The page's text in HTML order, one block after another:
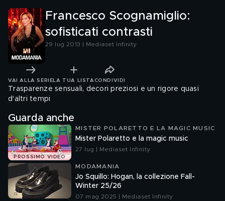
Francesco Scognamiglio:
sofisticati contrasti
29 lug 2013 | Mediaset Infinity
VAI ALLA SERIE LA TUA LISTA CONDIVIDI
Trasparenze sensuali, decori preziosi e un rigore quasi
d'altri tempi
Guarda anche
PROSSIMO VIDEO
MISTER POLARETTO E LA MAGIC MUSIC
Mister Polaretto e la magic music
27 lug | Mediaset Infinity
MODAMANIA
Jo Squillo: Hogan, la collezione Fall-
Winter 25/26
07 mag 2025 | Mediaset Infinity